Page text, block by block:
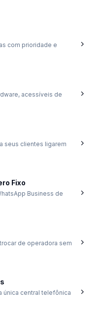
com prioridade e
acessíveis de
seus clientes ligarem
Fixo
Business de
de operadora sem
única central telefônica